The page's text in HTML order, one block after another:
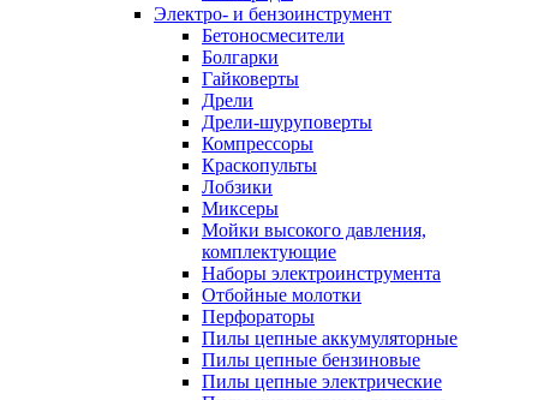
Электро- и бензоинструмент
Бетоносмесители
Болгарки
Гайковерты
Дрели
Дрели-шуруповерты
Компрессоры
Краскопульты
Лобзики
Миксеры
Мойки высокого давления,
комплектующие
Наборы электроинструмента
Отбойные молотки
Перфораторы
Пилы цепные аккумуляторные
Пилы цепные бензиновые
Пилы цепные электрические